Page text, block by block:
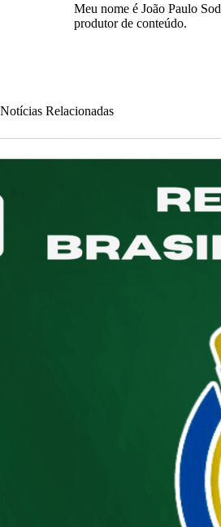
Meu nome é João Paulo
produtor de conteúdo.
Notícias Relacionadas